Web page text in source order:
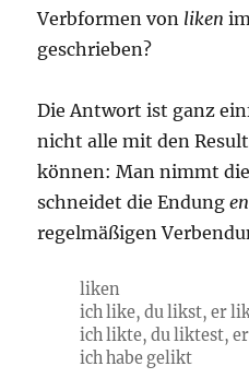
Verbformen von liken
geschrieben?
Die Antwort ist ganz
nicht alle mit den
können: Man nimmt
schneidet die Endungen
regelmäßigen
liken
ich like, du likst, er
ich likte, du liktest,
ich habe gelikt